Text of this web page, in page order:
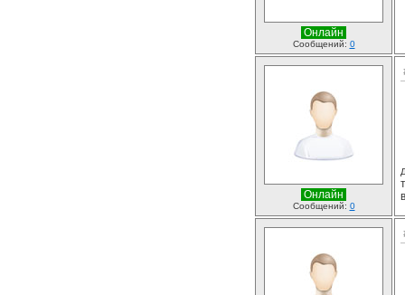
Онлайн
Сообщений: 0
Онлайн
Сообщений: 0